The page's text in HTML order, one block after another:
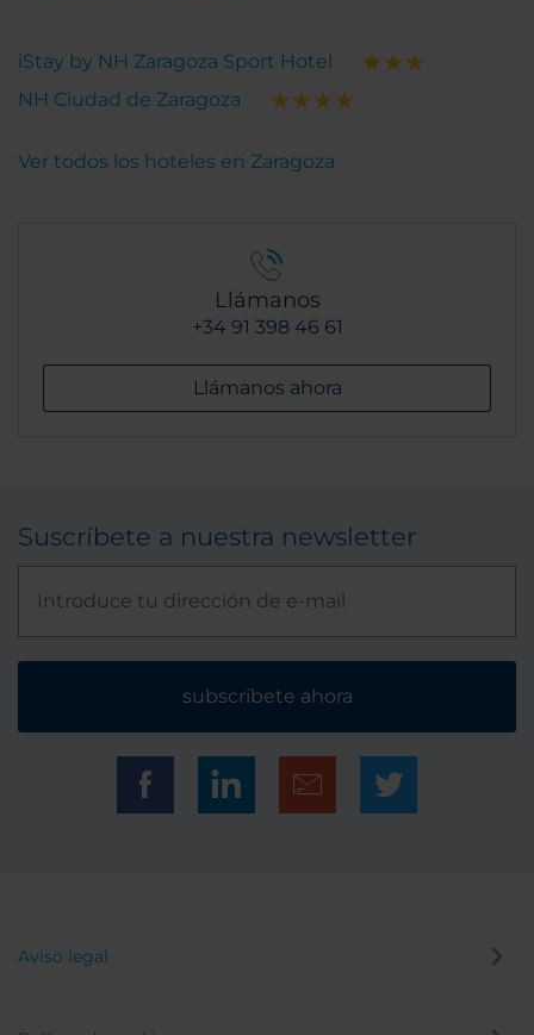
iStay by NH Zaragoza Sport Hotel
NH Ciudad de Zaragoza
Ver todos los hoteles en Zaragoza
Llámanos
+34 91 398 46 61
Llámanos ahora
Suscríbete a nuestra newsletter
subscríbete ahora
Aviso legal